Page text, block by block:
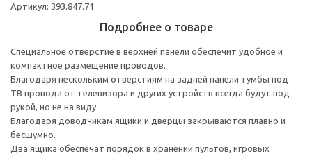
Артикул: 393.847.71
Подробнее о товаре
Специальное отверстие в верхней панели обеспечит удобное и
компактное размещение проводов.
Благодаря нескольким отверстиям на задней панели тумбы под
ТВ провода от телевизора и других устройств всегда будут под
рукой, но не на виду.
Благодаря доводчикам ящики и дверцы закрываются плавно и
бесшумно.
Два ящика обеспечат порядок в хранении пультов, игровых